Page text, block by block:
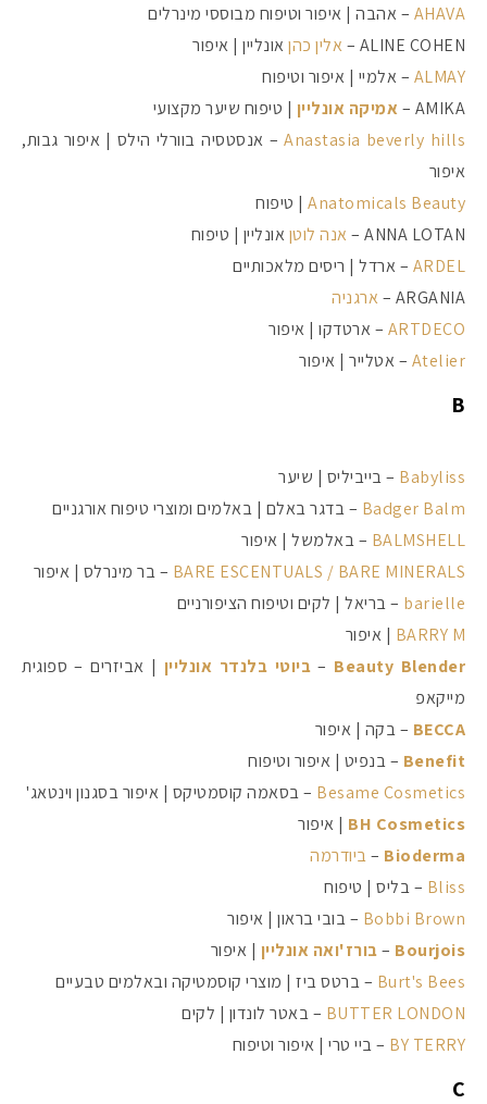
AHAVA – אהבה | איפור וטיפוח מבוססי מינרלים
ALINE COHEN –
אלין כהן אונליין | איפור
ALMAY – אלמיי | איפור וטיפוח
AMIKA –
אמיקה אונליין | טיפוח שיער מקצועי
Anastasia beverly hills– אנסטסיה בוורלי הילס | איפור גבות,
איפור
Anatomicals Beauty | טיפוח
ANNA LOTAN –
אנה לוטן אונליין | טיפוח
ARDEL – ארדל | ריסים מלאכותיים
ARGANIA –
ארגניה
ARTDECO – ארטדקו | איפור
Atelier – אטלייר | איפור
B
Babyliss – בייביליס | שיער
Badger Balm – בדגר באלם | באלמים ומוצרי טיפוח אורגניים
BALMSHELL – באלמשל | איפור
BARE ESCENTUALS / BARE MINERALS – בר מינרלס | איפור
barielle – בריאל | לקים וטיפוח הציפורניים
BARRY M | איפור
Beauty Blender
– ביוטי בלנדר אונליין | אביזרים – ספוגית
מייקאפ
BECCA – בקה | איפור
Benefit – בנפיט | איפור וטיפוח
Besame Cosmetics – בסאמה קוסמטיקס | איפור בסגנון וינטאג'
BH Cosmetics | איפור
Bioderma
–ביודרמה
Bliss – בליס | טיפוח
Bobbi Brown – בובי בראון | איפור
Bourjois
–בורז'ואה אונליין | איפור
Burt's Bees – ברטס ביז | מוצרי קוסמטיקה ובאלמים טבעיים
BUTTER LONDON – באטר לונדון | לקים
BY TERRY – ביי טרי | איפור וטיפוח
C